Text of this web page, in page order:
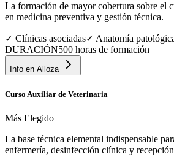
La formación de mayor cobertura sobre el
en medicina preventiva y gestión técnica.
✓ Clínicas asociadas✓ Anatomía
DURACIÓN500 horas de formación
Info en Alloza
Curso Auxiliar de Veterinaria
Más Elegido
La base técnica elemental indispensable
enfermería, desinfección clínica y